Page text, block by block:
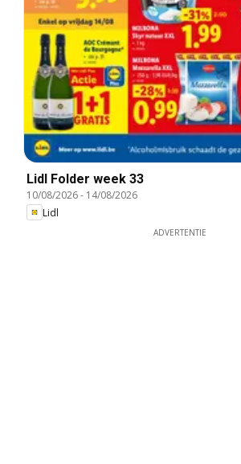
Lidl Folder week 33
10/08/2026- 14/08/2026
Lidl
ADVERTENTIE